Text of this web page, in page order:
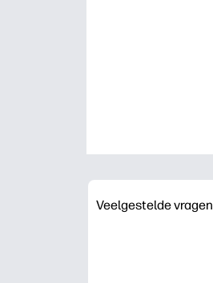
Veelgestelde vragen